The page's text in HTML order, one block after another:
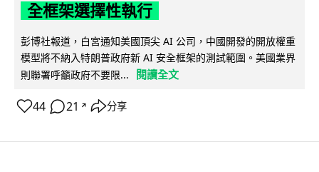
全框架選擇性執行
彭博社報道，白宮通知美國頂尖 AI 公司，中國開發的開放權重
模型將不納入特朗普政府新 AI 安全框架的測試範圍。美國業界
則聯署呼籲政府不要限...
閱讀全文
44 21 ↗ 分享